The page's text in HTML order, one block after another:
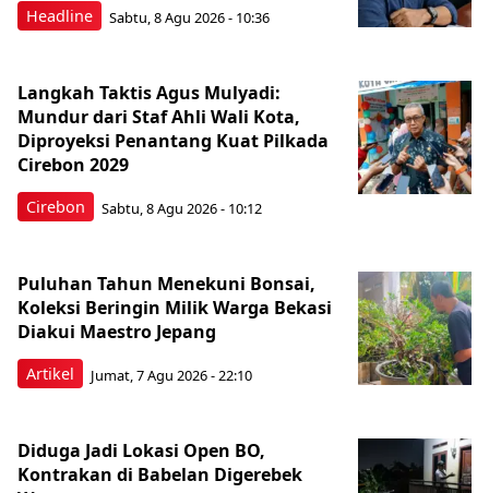
Headline Sabtu, 8 Agu 2026 - 10:36
Cirebon
Langkah Taktis Agus Mulyadi:
Mundur dari Staf Ahli Wali Kota,
Diproyeksi Penantang Kuat Pilkada
Cirebon 2029
Sabtu, 8 Agu 2026 - 10:12
Artikel
Puluhan Tahun Menekuni Bonsai,
Koleksi Beringin Milik Warga Bekasi
Diakui Maestro Jepang
Jumat, 7 Agu 2026 - 22:10
Diduga Jadi Lokasi Open BO,
Kontrakan di Babelan Digerebek